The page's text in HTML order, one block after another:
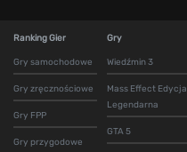
Ranking Gier
Gry samochodowe
Gry zręcznościowe
Gry FPP
Gry przygodowe
Gry
Wiedźmin 3
Mass Effect Edycja
Legendarna
GTA 5